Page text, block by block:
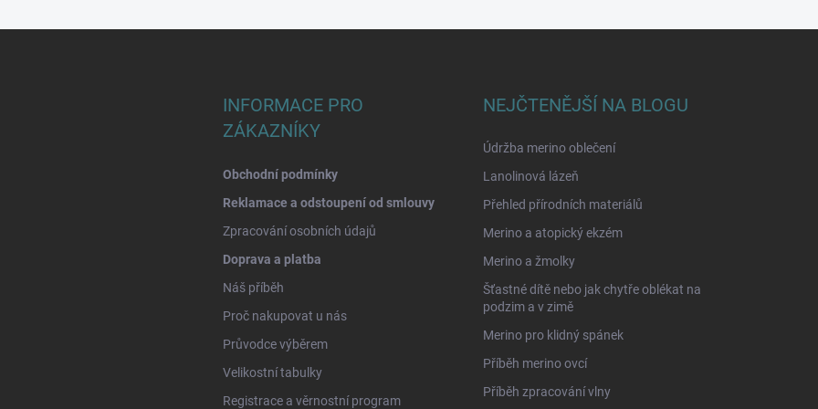
INFORMACE PRO
ZÁKAZNÍKY
Obchodní podmínky
Reklamace a odstoupení od smlouvy
Zpracování osobních údajů
Doprava a platba
Náš příběh
Proč nakupovat u nás
Průvodce výběrem
Velikostní tabulky
Registrace a věrnostní program
NEJČTENĚJŠÍ NA BLOGU
Údržba merino oblečení
Lanolinová lázeň
Přehled přírodních materiálů
Merino a atopický ekzém
Merino a žmolky
Šťastné dítě nebo jak chytře oblékat na
podzim a v zimě
Merino pro klidný spánek
Příběh merino ovcí
Příběh zpracování vlny